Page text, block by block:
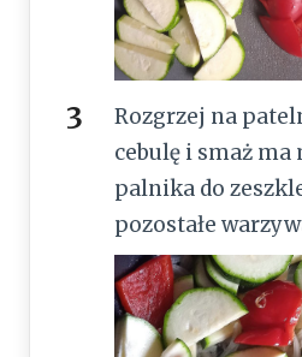
Rozgrzej na
cebulę i smaż ma
palnika do
pozostałe